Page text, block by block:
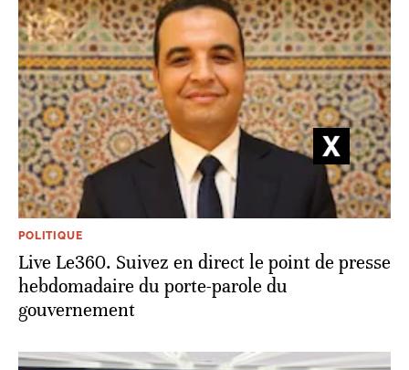
POLITIQUE
Live Le360. Suivez en direct le point de presse
hebdomadaire du porte-parole du
gouvernement